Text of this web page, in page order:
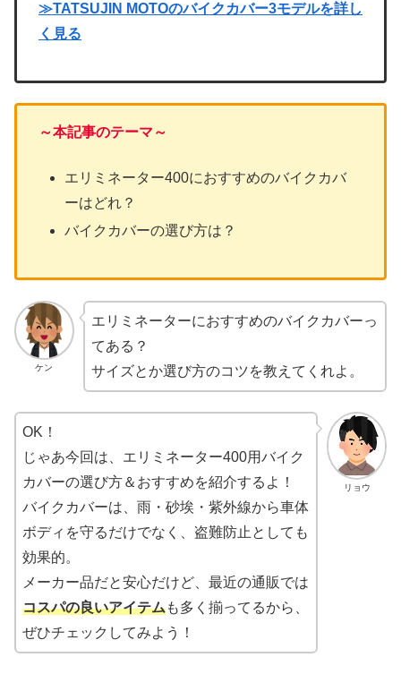
≫TATSUJIN MOTOのバイクカバー3モデルを詳し
く見る
～本記事のテーマ～
エリミネーター400におすすめのバイクカバ
ーはどれ？
バイクカバーの選び方は？
ケン
エリミネーターにおすすめのバイクカバーっ
てある？
サイズとか選び方のコツを教えてくれよ。
リョウ
OK！
じゃあ今回は、エリミネーター400用バイク
カバーの選び方＆おすすめを紹介するよ！
バイクカバーは、雨・砂埃・紫外線から車体
ボディを守るだけでなく、盗難防止としても
効果的。
メーカー品だと安心だけど、最近の通販では
コスパの良いアイテムも多く揃ってるから、
ぜひチェックしてみよう！